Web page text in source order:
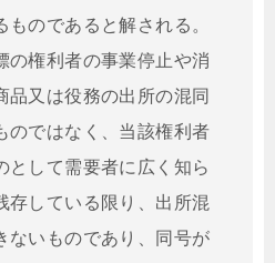
のであると解される。
の権利者の事業停止や消
品又は役務の出所の混同
のではなく、当該権利者
として需要者に広く知ら
存している限り、出所混
ないものであり、同号が